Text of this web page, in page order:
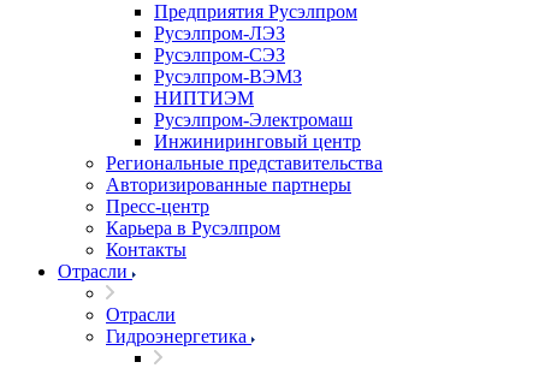
Предприятия Русэлпром
Русэлпром-ЛЭЗ
Русэлпром-СЭЗ
Русэлпром-ВЭМЗ
НИПТИЭМ
Русэлпром-Электромаш
Инжиниринговый центр
Региональные представительства
Авторизированные партнеры
Пресс-центр
Карьера в Русэлпром
Контакты
Отрасли
Отрасли
Гидроэнергетика